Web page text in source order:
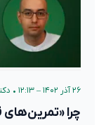
۲۶ آذر ۱۴۰۲ – ۱۲:۱۳ •
چرا